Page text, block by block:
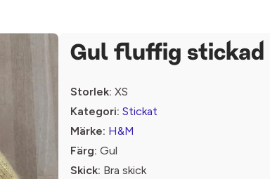
Gul fluffig stickad
Storlek: XS
Kategori: Stickat
Märke: H&M
Färg: Gul
Skick: Bra skick